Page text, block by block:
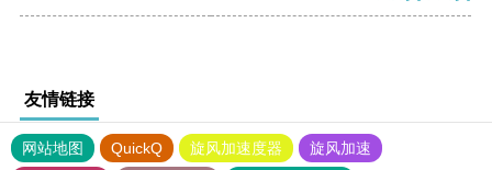
友情链接
网站地图 QuickQ 旋风加速度器
旋风加速